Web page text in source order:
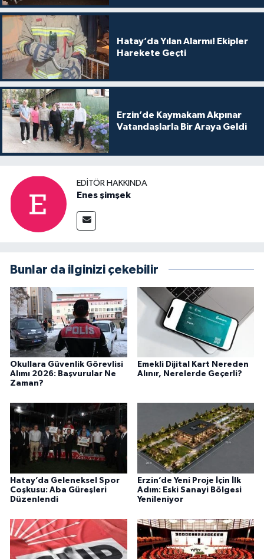
Hatay’da Yılan Alarmı! Ekipler
Harekete Geçti
Erzin’de Kaymakam Akpınar
Vatandaşlarla Bir Araya Geldi
EDITÖR HAKKINDA
Enes şimşek
Bunlar da ilginizi çekebilir
Okullara Güvenlik Görevlisi
Alımı 2026: Başvurular Ne
Zaman?
Emekli Dijital Kart Nereden
Alınır, Nerelerde Geçerli?
Hatay’da Geleneksel Spor
Coşkusu: Aba Güreşleri
Düzenlendi
Erzin’de Yeni Proje İçin İlk
Adım: Eski Sanayi Bölgesi
Yenileniyor